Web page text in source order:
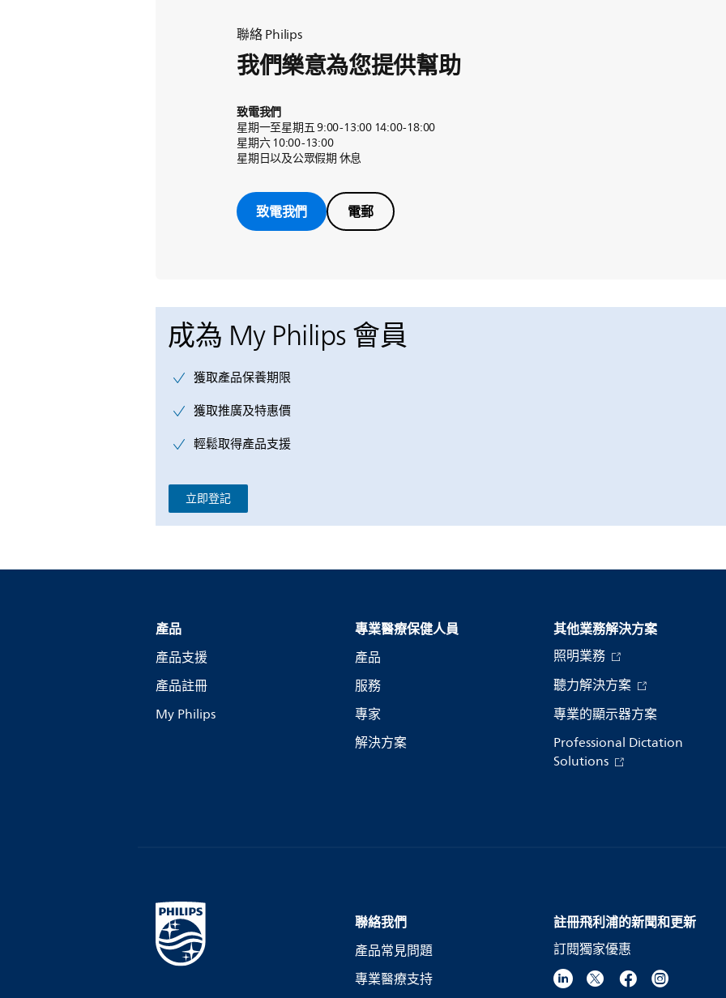
聯絡 Philips
我們樂意為您提供幫助
致電我們
星期一至星期五 9:00-13:00 14:00-18:00
星期六 10:00-13:00
星期日以及公眾假期 休息
致電我們 電郵
成為 My Philips 會員
獲取產品保養期限
獲取推廣及特惠價
輕鬆取得產品支援
立即登記
產品
產品支援
產品註冊
My Philips
專業醫療保健人員
產品
服務
專家
解決方案
其他業務解決方案​
照明業務
聽力解決方案
專業的顯示器方案
Professional Dictation
Solutions
聯絡我們
產品常見問題
專業醫療支持
註冊飛利浦的新聞和更新
訂閱獨家優惠